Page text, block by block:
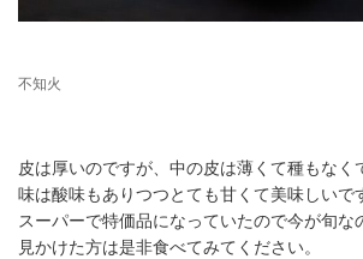
不知火
皮は厚いのですが、中の皮は薄くて種もなく
味は酸味もありつつとても甘くて美味しいで
スーパーで特価品になっていたので今が旬な
見かけた方は是非食べてみてください。